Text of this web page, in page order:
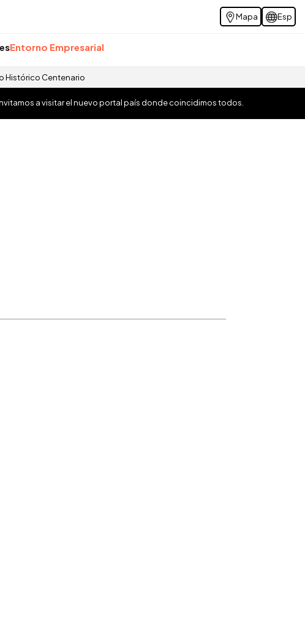
Mapa Esp
Entorno Empresarial
Histórico Centenario
invitamos a visitar el nuevo portal país donde coincidimos todos.